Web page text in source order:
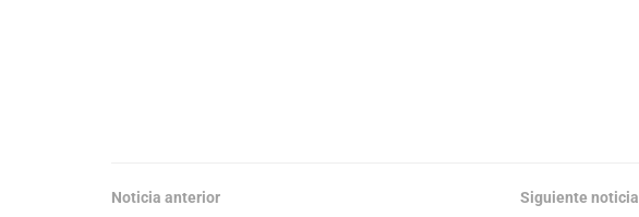
Noticia anterior Siguiente noticia